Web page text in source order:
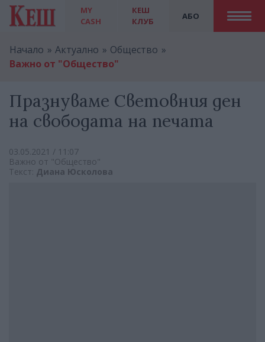
MY
CASH
АБО
КЕШ
КЛУБ
Начало Актуално
Общество
Важно от "Общество"
Празнуваме Световния ден
на свободата на печата
03.05.2021 / 11:07
Важно от "Общество"
Текст: Диана Юсколова